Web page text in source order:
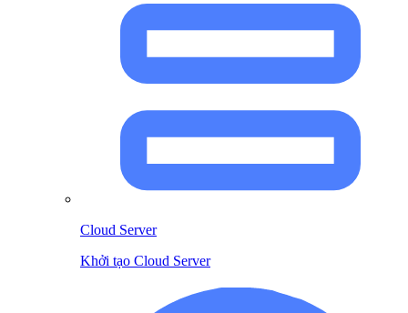
Cloud Server
Khởi tạo Cloud Server